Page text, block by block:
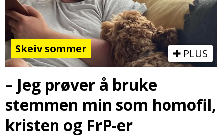
Skeiv sommer PLUS
– Jeg prøver å bruke
stemmen min som homofil,
kristen og FrP-er